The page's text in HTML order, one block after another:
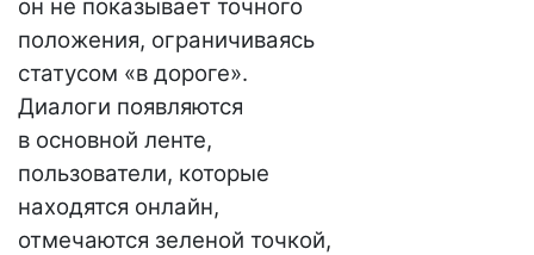
он не показывает точного
положения, ограничиваясь
статусом «в дороге».
Диалоги появляются
в основной ленте,
пользователи, которые
находятся онлайн,
отмечаются зеленой точкой,